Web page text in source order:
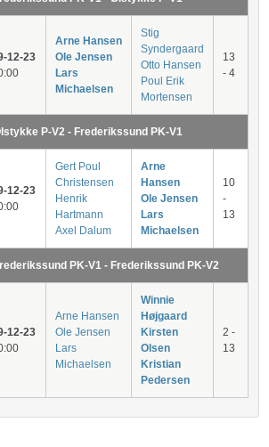
12-23
Arne Hansen
Ole Jensen
Lars
Michaelsen
Stig
Syndergaard
Otto Hansen
Poul Erik
Mortensen
13
- 4
P-V2 - Frederikssund PK-V1
12-23
Gert Poul
Christensen
Henrik
Hartmann
Axel Dalum
Arne
Hansen
Ole Jensen
Lars
Michaelsen
10
-
13
PK-V1 - Frederikssund PK-V2
12-23
Arne Hansen
Ole Jensen
Lars
Michaelsen
Winnie
Højgaard
Kirsten
Olsen
Kristian
Pedersen
2 -
13